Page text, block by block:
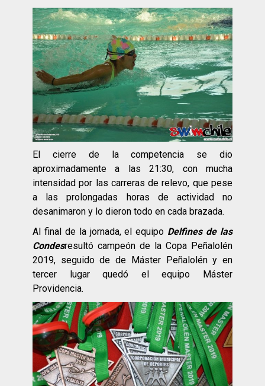
El cierre de la competencia se dio
aproximadamente a las 21:30, con mucha
intensidad por las carreras de relevo, que pese
a las prolongadas horas de actividad no
desanimaron y lo dieron todo en cada brazada.
Al final de la jornada, el equipo Delfines de las
Condesresultó campeón de la Copa Peñalolén
2019, seguido de de Máster Peñalolén y en
tercer lugar quedó el equipo Máster
Providencia.